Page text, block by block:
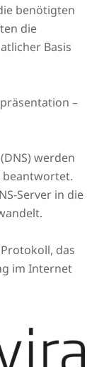
benötigten
die
Basis
–
werden
beantwortet.
Server in die
Protokoll, das
im Internet